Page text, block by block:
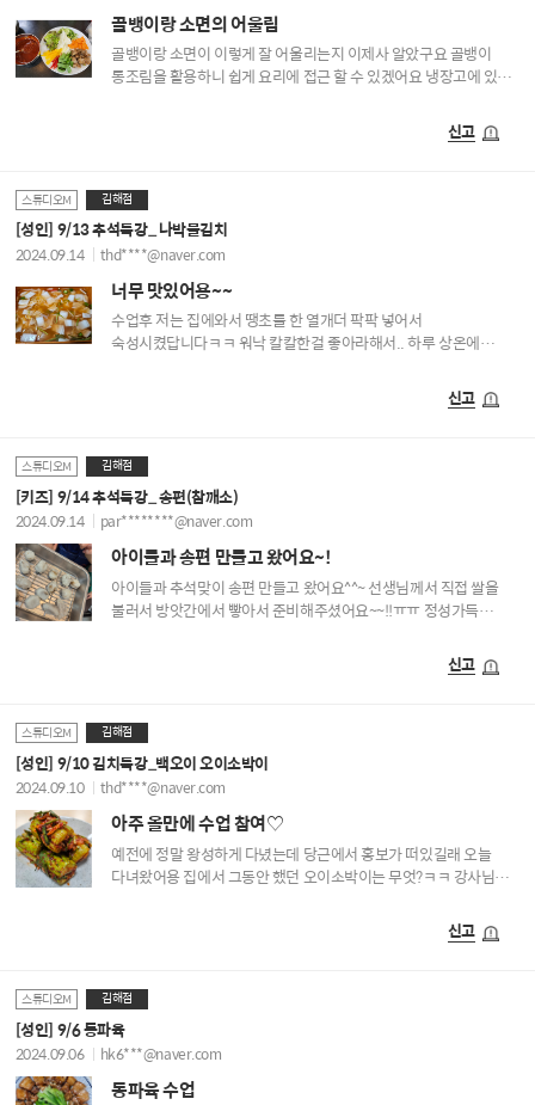
골뱅이랑 소면의 어울림
골뱅이랑 소면이 이렇게 잘 어울리는지 이제사 알았구요 골뱅이
통조림을 활용하니 쉽게 요리에 접근 할 수 있겠어요 냉장고에 있는
신고
스튜디오M 김해점
[성인] 9/13 추석특강_ 나박물김치
2024.09.14 thd****@naver.com
너무 맛있어용~~
수업후 저는 집에와서 땡초를 한 열개더 팍팍 넣어서
숙성시켰답니다ㅋㅋ 워낙 칼칼한걸 좋아라해서.. 하루 상온에
속이 뻥 뚫리는 맛이네요♡ 강사님최고~~~♡♡ 한통 가득 국물많이
만들어오니 넘 든든합니다 메가 요리수업 정말 좋아요~~
신고
스튜디오M 김해점
[키즈] 9/14 추석특강_ 송편(참깨소)
2024.09.14 par********@naver.com
아이들과 송편 만들고 왔어요~!
아이들과 추석맞이 송편 만들고 왔어요^^~ 선생님께서 직접 쌀을
불러서 방앗간에서 빻아서 준비해주셨어요~~!!ㅠㅠ 정성가득
신고
스튜디오M 김해점
[성인] 9/10 김치특강_백오이 오이소박이
2024.09.10 thd****@naver.com
아주 올만에 수업 참여♡
예전에 정말 왕성하게 다녔는데 당근에서 홍보가 떠있길래 오늘
다녀왔어용 집에서 그동안 했던 오이소박이는 무엇?ㅋㅋ 강사님
친정언니한테 배워가는 느낌이었어용 만원에 이만큼 만들어 갈수
즐거운 마음으로 달려갈게용
신고
스튜디오M 김해점
[성인] 9/6 동파육
2024.09.06 hk6***@naver.com
동파육 수업